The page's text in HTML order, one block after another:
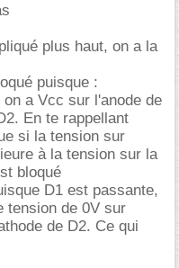
plus haut, on a la
puisque :
a Vcc sur l'anode de
En te rappellant
si la tension sur
à la tension sur la
bloqué
D1 est passante,
tension de 0V sur
de D2. Ce qui